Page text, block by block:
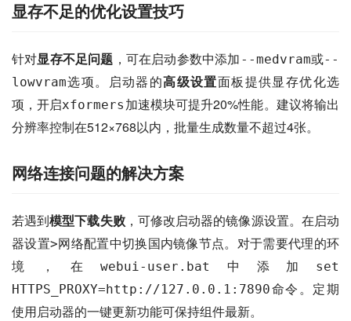
显存不足的优化设置技巧
针对显存不足问题 ，可在启动参数中添加 --medvram或--
lowvram选项。启动器的高级设置面板提供显存优化选
项，开启xformers 加速模块可提升20%性能。建议将输出
分辨率控制在512×768以内，批量生成数量不超过4张。
网络连接问题的解决方案
若遇到模型下载失败，可修改启动器的镜像源设置。在 启动
器设置>网络配置中切换国内镜像节点。对于需要代理的环
境，在webui-user.bat 中添加
set
HTTPS_PROXY=http://127.0.0.1:7890命令。定期
使用启动器的一键更新功能可保持组件最新。